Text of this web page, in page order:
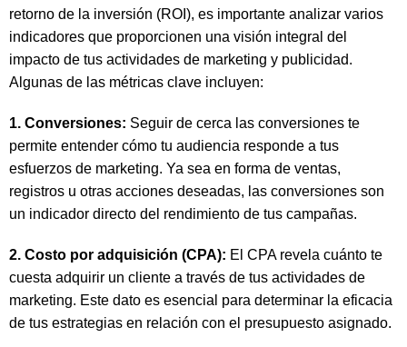
retorno de la inversión (ROI), es importante analizar varios
indicadores que proporcionen una visión integral del
impacto de tus actividades de marketing y publicidad.
Algunas de las métricas clave incluyen:
1. Conversiones: Seguir de cerca las conversiones te
permite entender cómo tu audiencia responde a tus
esfuerzos de marketing. Ya sea en forma de ventas,
registros u otras acciones deseadas, las conversiones son
un indicador directo del rendimiento de tus campañas.
2. Costo por adquisición (CPA): El CPA revela cuánto te
cuesta adquirir un cliente a través de tus actividades de
marketing. Este dato es esencial para determinar la eficacia
de tus estrategias en relación con el presupuesto asignado.